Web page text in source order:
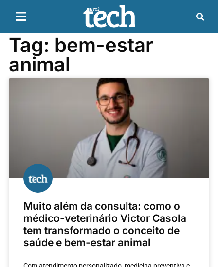
Tag: bem-estar
animal
Muito além da consulta: como o
médico-veterinário Victor Casola
tem transformado o conceito de
saúde e bem-estar animal